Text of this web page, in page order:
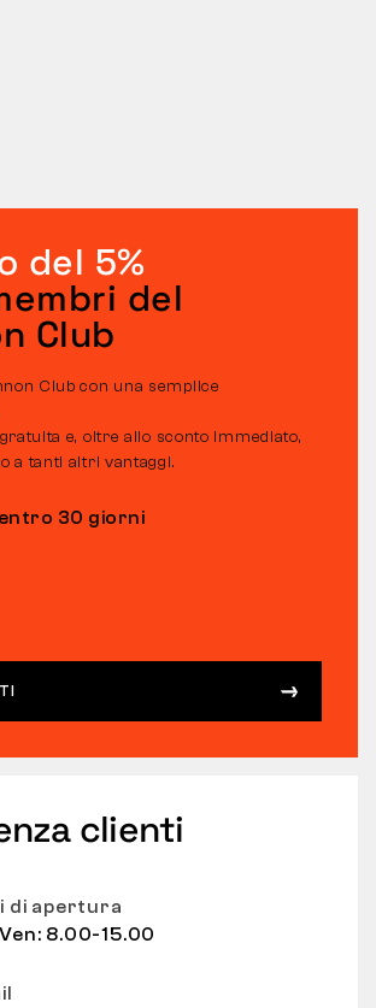
del 5%
del
Club
Club con una semplice
e, oltre allo sconto immediato,
a tanti altri vantaggi.
30 giorni
clienti
di apertura
8.00-15.00